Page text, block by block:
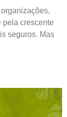
pela crescente
seguros. Mas